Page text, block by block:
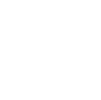
-Stabilen